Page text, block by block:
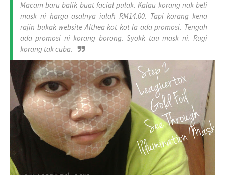
Macam baru balik buat facial pulak. Kalau korang nak beli
mask ni harga asalnya ialah RM14.00. Tapi korang kena
rajin bukak website Althea kot kot la ada promosi. Tengah
ada promosi ni korang borong. Syokk tau mask ni. Rugi
korang tak cuba.